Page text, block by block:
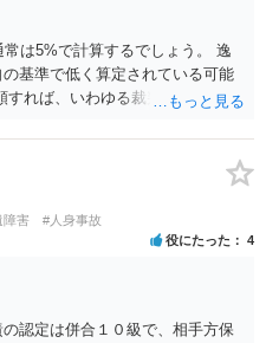
は5%で計算するでしょう。 逸
基準で低く算定されている可能
れば、いわゆる裁判基準程度の
障害 #人身事故
役にたった 4
認定は併合１０級で、相手方保